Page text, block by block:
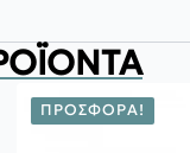
ΠΡΟΣΦΟΡΆ!